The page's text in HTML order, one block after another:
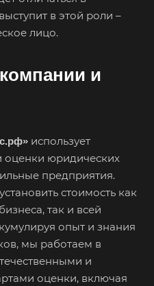
в этой роли –
лицо.
и
использует
оценки юридических
предприятия.
стоимость как
так и всей
опыт и знания
мы работаем в
и
оценки, включая